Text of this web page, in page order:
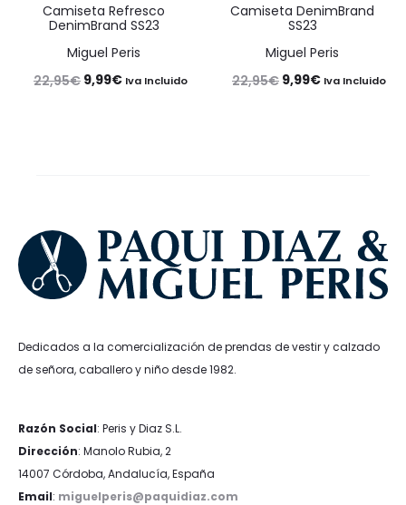
Camiseta Refresco
DenimBrand SS23
Miguel Peris
22,95€ El
9,99€ElIva Incluido
Camiseta DenimBrand
SS23
Miguel Peris
22,95€ El
9,99€ElIva Incluido
Dedicados a la comercialización de prendas de vestir y calzado
de señora, caballero y niño desde 1982.
Razón Social: Peris y Diaz S.L.
Dirección: Manolo Rubia, 2
14007 Córdoba, Andalucía, España
Email: miguelperis@paquidiaz.com